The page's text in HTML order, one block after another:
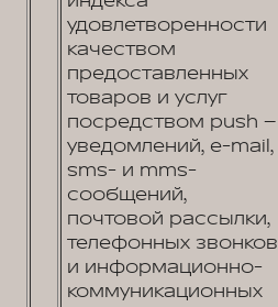
удовлетворенности
качеством
предоставленных
товаров и услуг
посредством push –
уведомлений, e-mail,
sms- и mms-
сообщений,
почтовой рассылки,
телефонных звонков
и информационно-
коммуникационных